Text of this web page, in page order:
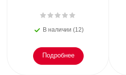
В наличии (12)
Подробнее